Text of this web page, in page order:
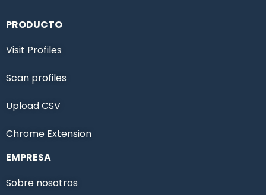
PRODUCTO
Visit Profiles
Scan profiles
Upload CSV
Chrome Extension
EMPRESA
Sobre nosotros